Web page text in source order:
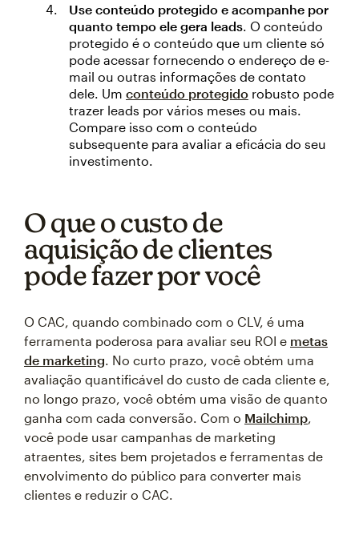
Use conteúdo protegido e acompanhe por
quanto tempo ele gera leads. O conteúdo
protegido é o conteúdo que um cliente só
pode acessar fornecendo o endereço de e-
mail ou outras informações de contato
dele. Um conteúdo protegido robusto pode
trazer leads por vários meses ou mais.
Compare isso com o conteúdo
subsequente para avaliar a eficácia do seu
investimento.
O que o custo de
aquisição de clientes
pode fazer por você
O CAC, quando combinado com o CLV, é uma
ferramenta poderosa para avaliar seu ROI e metas
de marketing. No curto prazo, você obtém uma
avaliação quantificável do custo de cada cliente e,
no longo prazo, você obtém uma visão de quanto
ganha com cada conversão. Com o Mailchimp,
você pode usar campanhas de marketing
atraentes, sites bem projetados e ferramentas de
envolvimento do público para converter mais
clientes e reduzir o CAC.